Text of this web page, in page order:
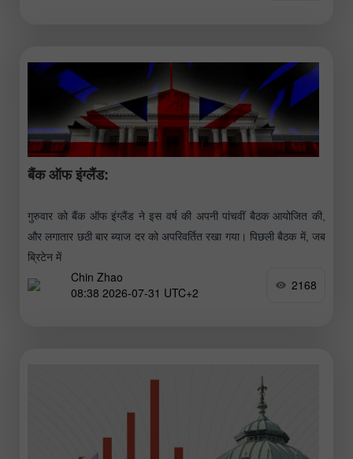
बैंक ऑफ इंग्लैंड:
गुरुवार को बैंक ऑफ इंग्लैंड ने इस वर्ष की अपनी पांचवीं बैठक आयोजित की,
और लगातार छठी बार ब्याज दर को अपरिवर्तित रखा गया। पिछली बैठक में, जब
ब्रिटेन में
Chin Zhao
08:38 2026-07-31 UTC+2
2168